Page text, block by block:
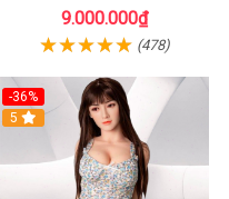
phê
9.000.000₫
(478)
-36%
5